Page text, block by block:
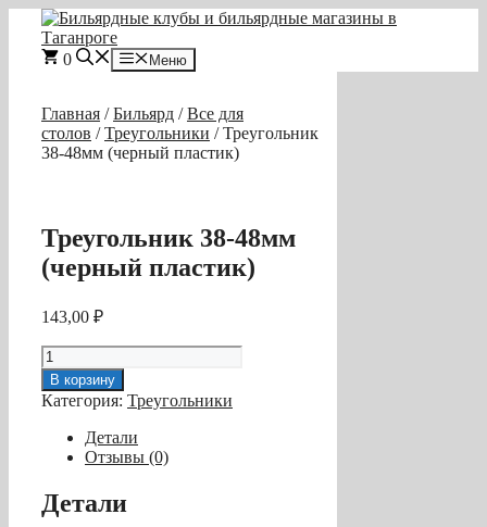
Перейти
содержимому
0 Меню
Главная /Бильярд /Все для
столов /Треугольники / Треугольник
38-48мм (черный пластик)
Треугольник 38-48мм
(черный пластик)
143,00 ₽
Количество
товара
Треугольник
38-
48мм
(черный
пластик)
В корзину
Категория: Треугольники
Детали
Отзывы (0)
Детали